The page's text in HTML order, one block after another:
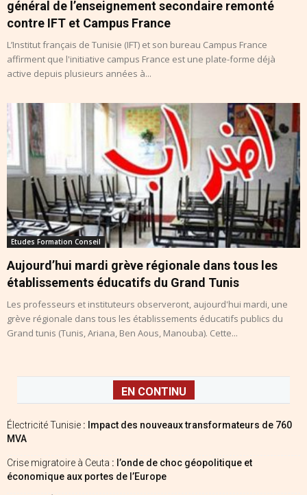
général de l’enseignement secondaire remonté
contre IFT et Campus France
L’Institut français de Tunisie (IFT) et son bureau Campus France
affirment que l'initiative campus France est une plate-forme déjà
active depuis plusieurs années à...
Etudes Formation Conseil
Aujourd’hui mardi grève régionale dans tous les
établissements éducatifs du Grand Tunis
Les professeurs et instituteurs observeront, aujourd'hui mardi, une
grève régionale dans tous les établissements éducatifs publics du
Grand tunis (Tunis, Ariana, Ben Aous, Manouba). Cette...
EN CONTINU
Électricité Tunisie : Impact des nouveaux transformateurs de 760
MVA
Crise migratoire à Ceuta : l’onde de choc géopolitique et
économique aux portes de l’Europe